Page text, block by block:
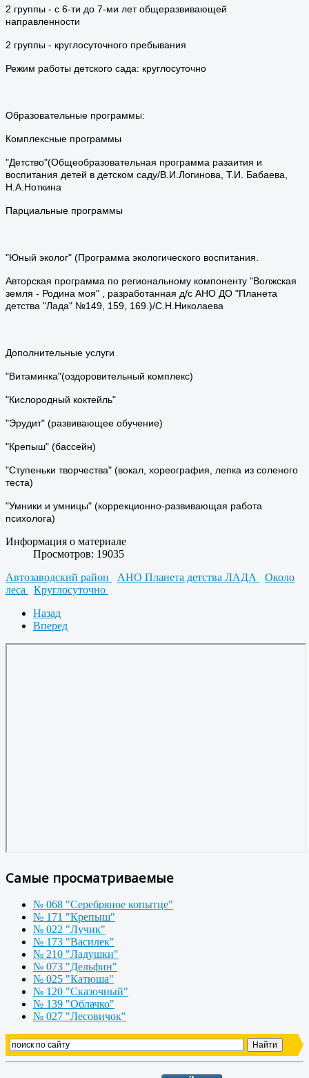
2 группы - с 6-ти до 7-ми лет общеразвивающей
направленности
2 группы - круглосуточного пребывания
Режим работы детского сада: круглосуточно
Образовательные программы:
Комплексные программы
"Детство"(Общеобразовательная программа разаития и
воспитания детей в детском саду/В.И.Логинова, Т.И. Бабаева,
Н.А.Ноткина
Парциальные программы
"Юный эколог" (Программа экологического воспитания.
Авторская программа по региональному компоненту "Волжская
земля - Родина моя" , разработанная д/с АНО ДО "Планета
детства "Лада" №149, 159, 169.)/С.Н.Николаева
Дополнительные услуги
"Витаминка"(оздоровительный комплекс)
"Кислородный коктейль"
"Эрудит" (развивающее обучение)
"Крепыш" (бассейн)
"Ступеньки творчества" (вокал, хореография, лепка из соленого
теста)
"Умники и умницы" (коррекционно-развивающая работа
психолога)
Информация о материале
Просмотров: 19035
Автозаводский район
АНО Планета детства ЛАДА
Около
леса
Круглосуточно
Назад
Вперед
Самые просматриваемые
№ 068 "Серебряное копытце"
№ 171 "Крепыш"
№ 022 "Лучик"
№ 173 "Василек"
№ 210 "Ладушки"
№ 073 "Дельфин"
№ 025 "Катюша"
№ 120 "Сказочный"
№ 139 "Облачко"
№ 027 "Лесовичок"